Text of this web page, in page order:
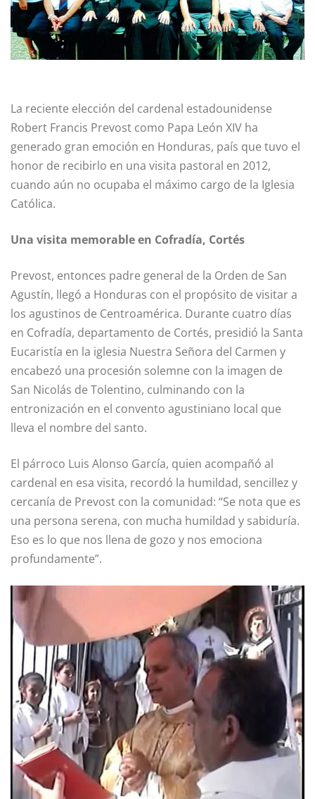
La reciente elección del cardenal estadounidense
Robert Francis Prevost como Papa León XIV ha
generado gran emoción en Honduras, país que tuvo el
honor de recibirlo en una visita pastoral en 2012,
cuando aún no ocupaba el máximo cargo de la Iglesia
Católica.
Una visita memorable en Cofradía, Cortés
Prevost, entonces padre general de la Orden de San
Agustín, llegó a Honduras con el propósito de visitar a
los agustinos de Centroamérica. Durante cuatro días
en Cofradía, departamento de Cortés, presidió la Santa
Eucaristía en la iglesia Nuestra Señora del Carmen y
encabezó una procesión solemne con la imagen de
San Nicolás de Tolentino, culminando con la
entronización en el convento agustiniano local que
lleva el nombre del santo.
El párroco Luis Alonso García, quien acompañó al
cardenal en esa visita, recordó la humildad, sencillez y
cercanía de Prevost con la comunidad: “Se nota que es
una persona serena, con mucha humildad y sabiduría.
Eso es lo que nos llena de gozo y nos emociona
profundamente”.